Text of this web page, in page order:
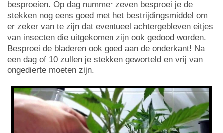
besproeien. Op dag nummer zeven besproei je de
stekken nog eens goed met het bestrijdingsmiddel om
er zeker van te zijn dat eventueel achtergebleven eitjes
van insecten die uitgekomen zijn ook gedood worden.
Besproei de bladeren ook goed aan de onderkant! Na
een dag of 10 zullen je stekken geworteld en vrij van
ongedierte moeten zijn.